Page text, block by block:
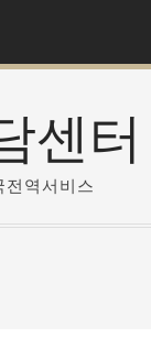
센터
역서비스